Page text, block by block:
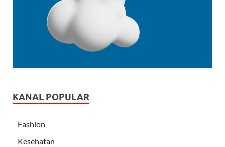
KANAL POPULAR
Fashion
Kesehatan